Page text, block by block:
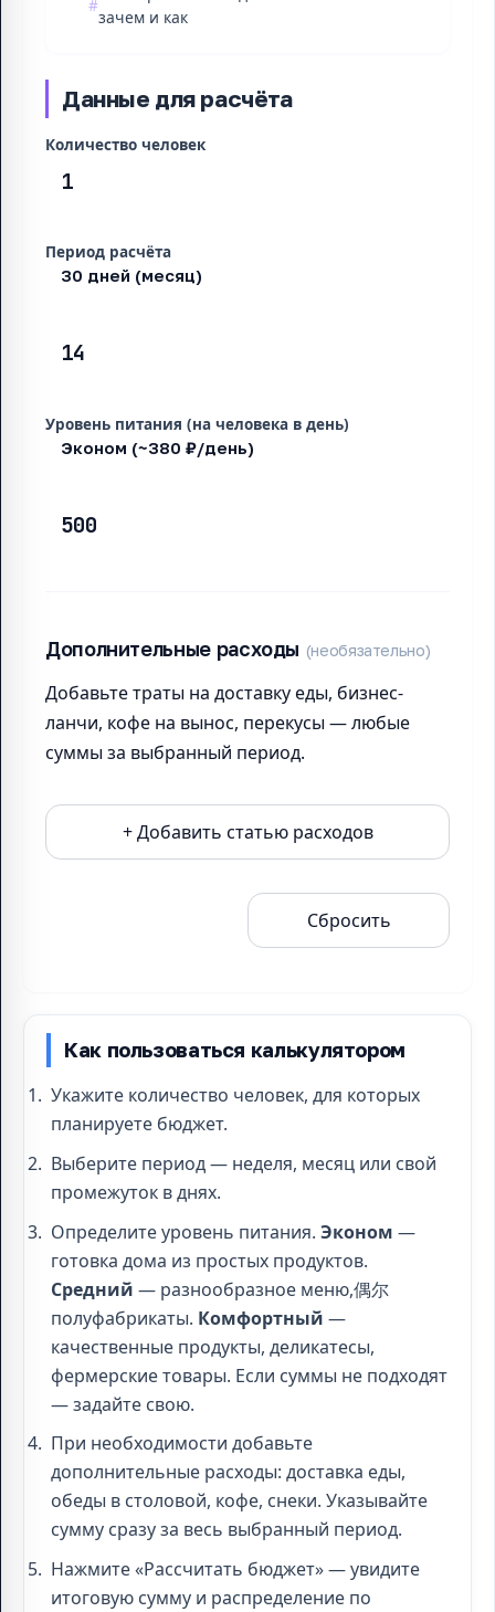
зачем и как
Данные для расчёта
Количество человек
Период расчёта
Уровень питания (на человека в день)
Дополнительные расходы (необязательно)
Добавьте траты на доставку еды, бизнес-
ланчи, кофе на вынос, перекусы — любые
суммы за выбранный период.
+ Добавить статью расходов
Сбросить
Как пользоваться калькулятором
Укажите количество человек, для которых
планируете бюджет.
Выберите период — неделя, месяц или свой
промежуток в днях.
Определите уровень питания. Эконом —
готовка дома из простых продуктов.
Средний — разнообразное меню,偶尔
полуфабрикаты. Комфортный —
качественные продукты, деликатесы,
фермерские товары. Если суммы не подходят
— задайте свою.
При необходимости добавьте
дополнительные расходы: доставка еды,
обеды в столовой, кофе, снеки. Указывайте
сумму сразу за весь выбранный период.
Нажмите «Рассчитать бюджет» — увидите
итоговую сумму и распределение по